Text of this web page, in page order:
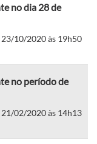
no dia 28 de
10/2020 às 19h50
no período de
02/2020 às 14h13